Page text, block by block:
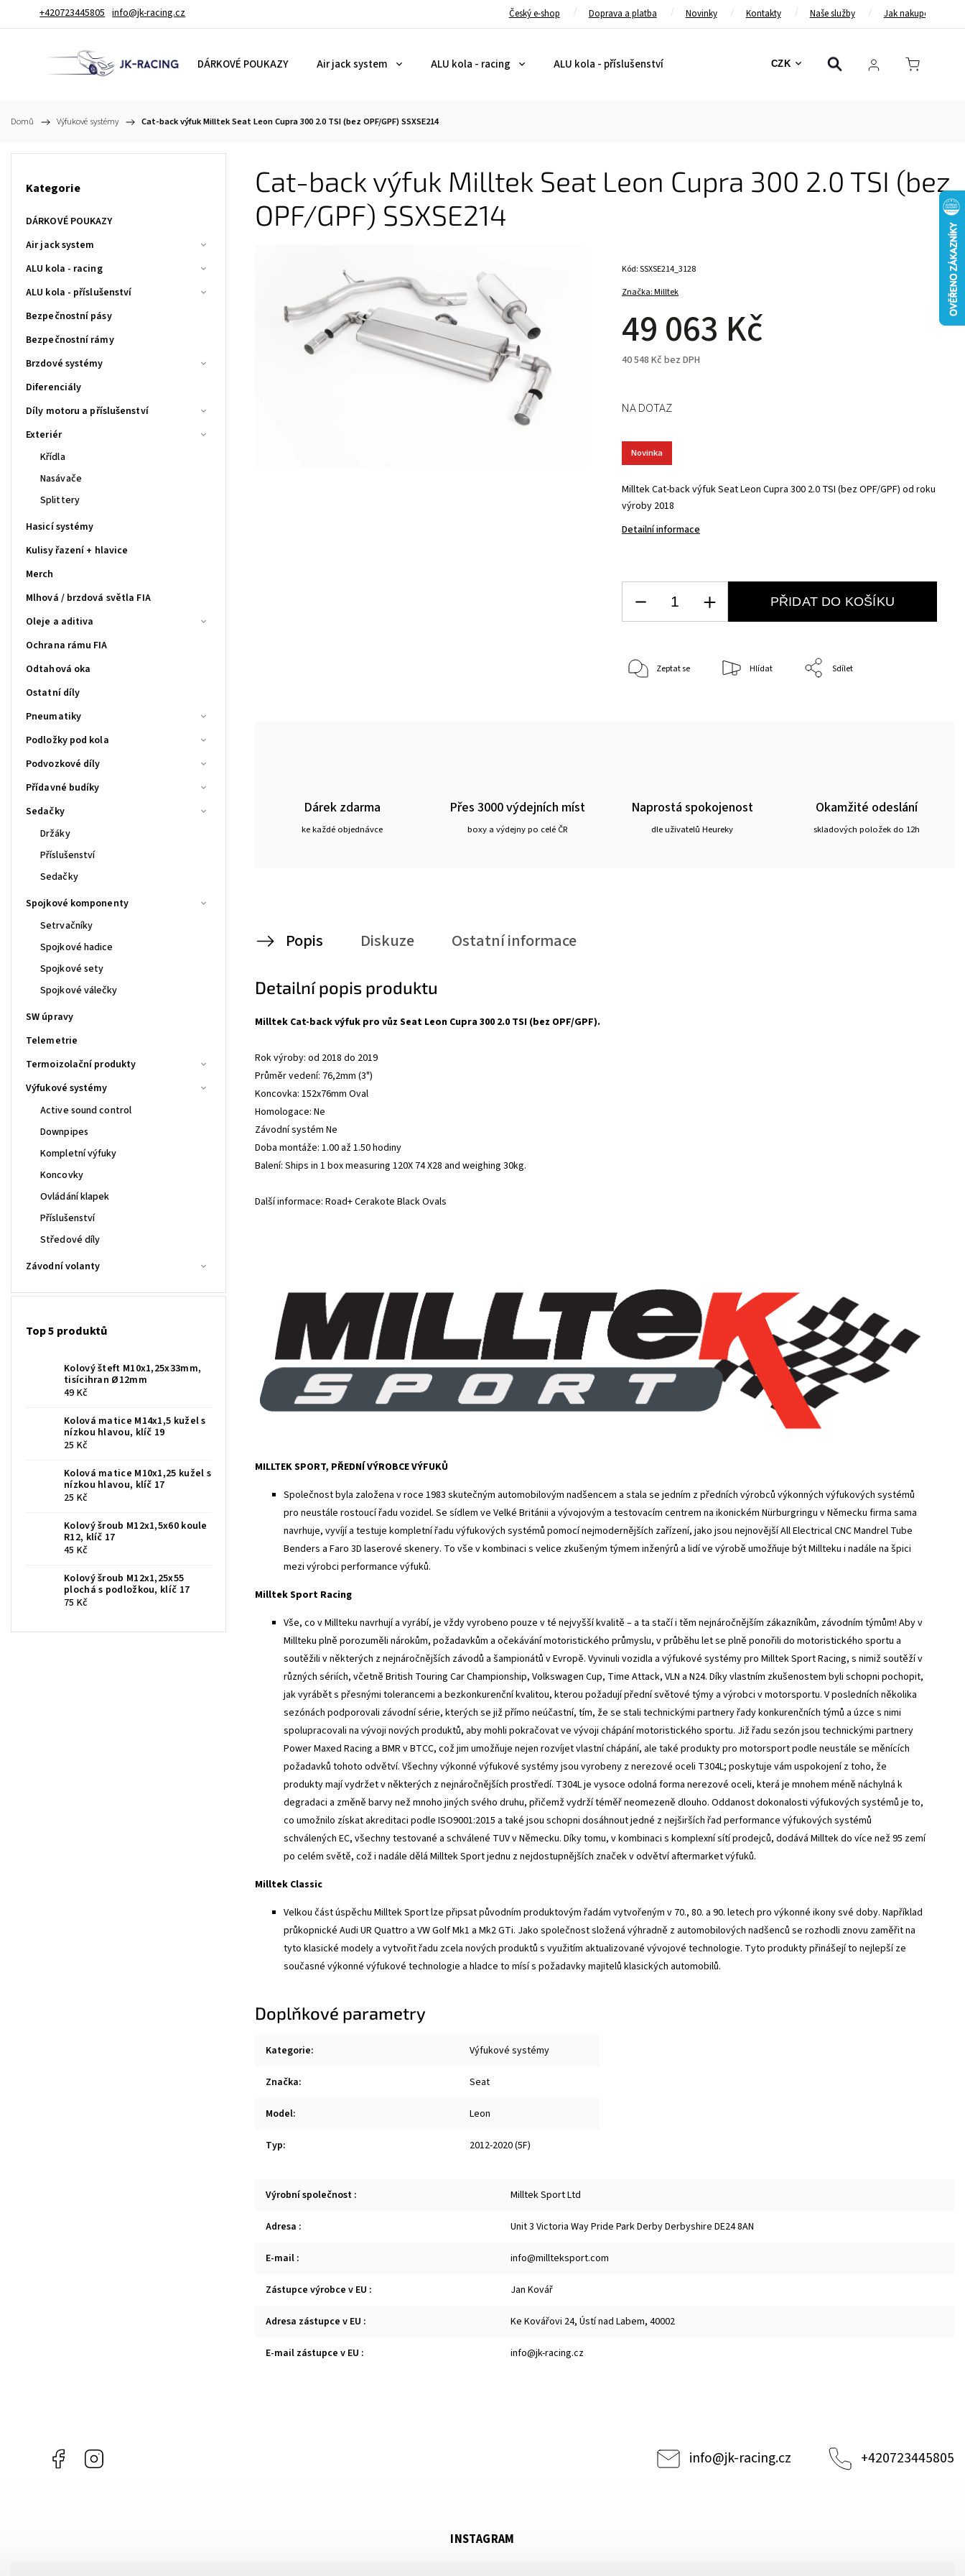
+420723445805 info@jk-racing.cz Český e-shop Doprava a platba Novinky Kontakty Naše služby Jak nakupovat
CZK
DÁRKOVÉ POUKAZY Air jack system ALU kola - racing ALU kola - příslušenství Bezpečnostní pásy Bezpečnostní rámy
Domů / Výfukové systémy / Cat-back výfuk Milltek Seat Leon Cupra 300 2.0 TSI (bez OPF/GPF) SSXSE214
Kategorie
DÁRKOVÉ POUKAZY
Air jack system
ALU kola - racing
ALU kola - příslušenství
Bezpečnostní pásy
Bezpečnostní rámy
Brzdové systémy
Diferenciály
Díly motoru a příslušenství
Exteriér
Křídla
Nasávače
Splittery
Hasicí systémy
Kulisy řazení + hlavice
Merch
Mlhová / brzdová světla FIA
Oleje a aditiva
Ochrana rámu FIA
Odtahová oka
Ostatní díly
Pneumatiky
Podložky pod kola
Podvozkové díly
Přídavné budíky
Sedačky
Držáky
Příslušenství
Sedačky
Spojkové komponenty
Setrvačníky
Spojkové hadice
Spojkové sety
Spojkové válečky
SW úpravy
Telemetrie
Termoizolační produkty
Výfukové systémy
Active sound control
Downpipes
Kompletní výfuky
Koncovky
Ovládání klapek
Příslušenství
Středové díly
Závodní volanty
Top 5 produktů
Kolový šteft M10x1,25x33mm,
tisícihran Ø12mm
49 Kč
Kolová matice M14x1,5 kužel s
nízkou hlavou, klíč 19
25 Kč
Kolová matice M10x1,25 kužel s
nízkou hlavou, klíč 17
25 Kč
Kolový šroub M12x1,5x60 koule
R12, klíč 17
45 Kč
Kolový šroub M12x1,25x55
plochá s podložkou, klíč 17
75 Kč
Cat-back výfuk Milltek Seat Leon Cupra 300 2.0 TSI (bez
OPF/GPF) SSXSE214
Značka:Milltek
49 063 Kč
40 548 Kč bez DPH
Kód:SSXSE214_3128
Milltek Cat-back výfuk Seat Leon Cupra 300 2.0 TSI (bez OPF/GPF) od roku
výroby 2018
Detailní informace
Novinka
NA DOTAZ
PŘIDAT DO KOŠÍKU
Zeptat se Hlídat Sdílet
Dárek zdarma
ke každé objednávce
Přes 3000 výdejních míst
boxy a výdejny po celé ČR
Naprostá spokojenost
dle uživatelů Heureky
Okamžité odeslání
skladových položek do 12h
Popis Diskuze Ostatní informace
Detailní popis produktu
Milltek Cat-back výfuk pro vůz Seat Leon Cupra 300 2.0 TSI (bez OPF/GPF).
Rok výroby: od 2018 do 2019
Průměr vedení: 76,2mm (3")
Koncovka: 152x76mm Oval
Homologace: Ne
Závodní systém Ne
Doba montáže: 1.00 až 1.50 hodiny
Balení: Ships in 1 box measuring 120X 74 X28 and weighing 30kg.
Další informace: Road+ Cerakote Black Ovals
MILLTEK SPORT, PŘEDNÍ VÝROBCE VÝFUKŮ
Společnost byla založena v roce 1983 skutečným automobilovým nadšencem a stala se jedním z předních výrobců výkonných výfukových systémů
pro neustále rostoucí řadu vozidel. Se sídlem ve Velké Británii a vývojovým a testovacím centrem na ikonickém Nürburgringu v Německu firma sama
navrhuje, vyvíjí a testuje kompletní řadu výfukových systémů pomocí nejmodernějších zařízení, jako jsou nejnovější All Electrical CNC Mandrel Tube
Benders a Faro 3D laserové skenery. To vše v kombinaci s velice zkušeným týmem inženýrů a lidí ve výrobě umožňuje být Millteku i nadále na špici
mezi výrobci performance výfuků.
Milltek Sport Racing
Vše, co v Millteku navrhují a vyrábí, je vždy vyrobeno pouze v té nejvyšší kvalitě – a ta stačí i těm nejnáročnějším zákazníkům, závodním týmům! Aby v
Millteku plně porozuměli nárokům, požadavkům a očekávání motoristického průmyslu, v průběhu let se plně ponořili do motoristického sportu a
soutěžili v některých z nejnáročnějších závodů a šampionátů v Evropě. Vyvinuli vozidla a výfukové systémy pro Milltek Sport Racing, s nimiž soutěží v
různých sériích, včetně British Touring Car Championship, Volkswagen Cup, Time Attack, VLN a N24. Díky vlastním zkušenostem byli schopni pochopit,
jak vyrábět s přesnými tolerancemi a bezkonkurenční kvalitou, kterou požadují přední světové týmy a výrobci v motorsportu. V posledních několika
sezónách podporovali závodní série, kterých se již přímo neúčastní, tím, že se stali technickými partnery řady konkurenčních týmů a úzce s nimi
spolupracovali na vývoji nových produktů, aby mohli pokračovat ve vývoji chápání motoristického sportu. Již řadu sezón jsou technickými partnery
Power Maxed Racing a BMR v BTCC, což jim umožňuje nejen rozvíjet vlastní chápání, ale také produkty pro motorsport podle neustále se měnících
požadavků tohoto odvětví. Všechny výkonné výfukové systémy jsou vyrobeny z nerezové oceli T304L; poskytuje vám uspokojení z toho, že
produkty mají vydržet v některých z nejnáročnějších prostředí. T304L je vysoce odolná forma nerezové oceli, která je mnohem méně náchylná k
degradaci a změně barvy než mnoho jiných svého druhu, přičemž vydrží téměř neomezeně dlouho. Oddanost dokonalosti výfukových systémů je to,
co umožnilo získat akreditaci podle ISO9001:2015 a také jsou schopni dosáhnout jedné z nejširších řad performance výfukových systémů
schválených EC, všechny testované a schválené TUV v Německu. Díky tomu, v kombinaci s komplexní sítí prodejců, dodává Milltek do více než 95 zemí
po celém světě, což i nadále dělá Milltek Sport jednu z nejdostupnějších značek v odvětví aftermarket výfuků.
Milltek Classic
Velkou část úspěchu Milltek Sport lze připsat původním produktovým řadám vytvořeným v 70., 80. a 90. letech pro výkonné ikony své doby. Například
průkopnické Audi UR Quattro a VW Golf Mk1 a Mk2 GTi. Jako společnost složená výhradně z automobilových nadšenců se rozhodli znovu zaměřit na
tyto klasické modely a vytvořit řadu zcela nových produktů s využitím aktualizované vývojové technologie. Tyto produkty přinášejí to nejlepší ze
současné výkonné výfukové technologie a hladce to mísí s požadavky majitelů klasických automobilů.
Doplňkové parametry
Kategorie: Výfukové systémy
Značka: Seat
Model: Leon
Typ: 2012-2020 (5F)
Výrobní společnost : Milltek Sport Ltd
Adresa : Unit 3 Victoria Way Pride Park Derby Derbyshire DE24 8AN
E-mail : info@millteksport.com
Zástupce výrobce v EU : Jan Kovář
Adresa zástupce v EU : Ke Kovářovi 24, Ústí nad Labem, 40002
E-mail zástupce v EU : info@jk-racing.cz
Facebook info@jk-racing.cz +420723445805
INSTAGRAM